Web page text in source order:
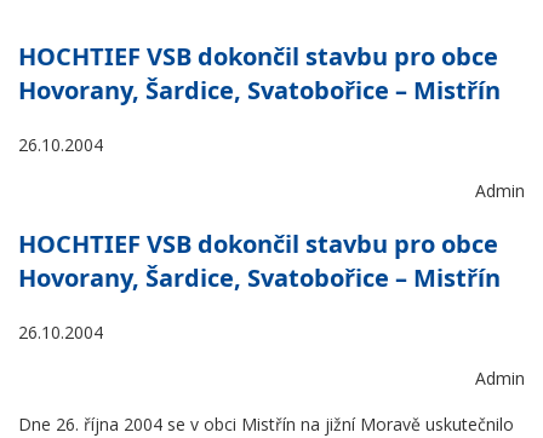
HOCHTIEF VSB dokončil stavbu pro obce
Hovorany, Šardice, Svatobořice – Mistřín
26.10.2004
Admin
HOCHTIEF VSB dokončil stavbu pro obce
Hovorany, Šardice, Svatobořice – Mistřín
26.10.2004
Admin
Dne 26. října 2004 se v obci Mistřín na jižní Moravě uskutečnilo